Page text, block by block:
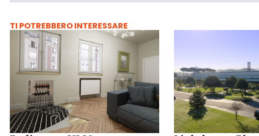
TI POTREBBERO INTERESSARE